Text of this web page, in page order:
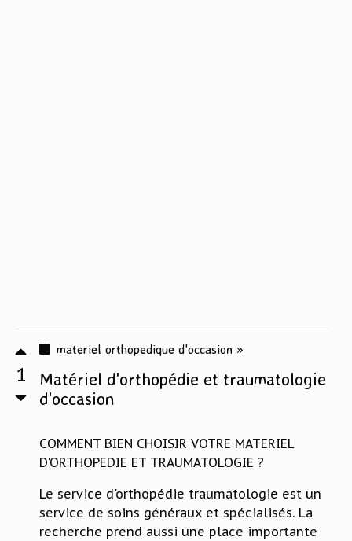
1
materiel orthopedique d'occasion »
Matériel d'orthopédie et traumatologie
d'occasion
COMMENT BIEN CHOISIR VOTRE MATERIEL
D'ORTHOPEDIE ET TRAUMATOLOGIE ?
Le service d'orthopédie traumatologie est un
service de soins généraux et spécialisés. La
recherche prend aussi une place importante